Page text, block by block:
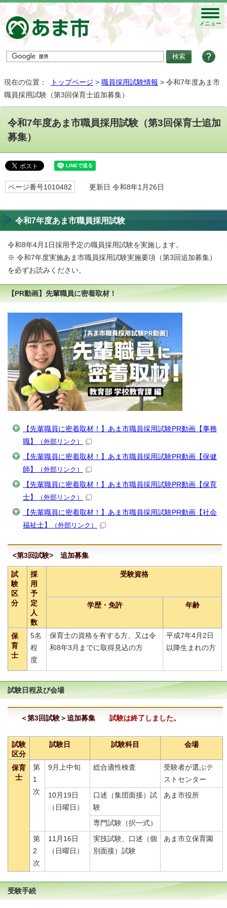
メニュー
現在の位置： トップページ > 職員採用試験情報 > 令和7年度あま市
職員採用試験（第3回保育士追加募集）
令和7年度あま市職員採用試験（第3回保育士追加
募集）
ページ番号1010482 更新日 令和8年1月26日
令和7年度あま市職員採用試験
令和8年4月1日採用予定の職員採用試験を実施します。
※ 令和7年度実施あま市職員採用試験実施要項（第3回追加募集）
を必ずお読みください。
【PR動画】先輩職員に密着取材！
【先輩職員に密着取材！】あま市職員採用試験PR動画【事務
職】
（外部リンク）
【先輩職員に密着取材！】あま市職員採用試験PR動画【保健
師】
（外部リンク）
【先輩職員に密着取材！】あま市職員採用試験PR動画【保育
士】
（外部リンク）
【先輩職員に密着取材！】あま市職員採用試験PR動画【社会
福祉士】
（外部リンク）
<第3回試験> 追加募集
試
験
区
分
採
用
予
定
人
数
受験資格
学歴・免許 年齢
保
育
士
5名
程
度
保育士の資格を有する方、又は令
和8年3月までに取得見込の方
平成7年4月2日
以降生まれの方
試験日程及び会場
＜第3回試験＞追加募集 試験は終了しました。
試験
区分
試験日 試験科目 会場
保育
士
第
1
次
9月上中旬 総合適性検査
受験者が選ぶテ
ストセンター
10月19日
（日曜日）
口述（集団面接）試
験
あま市役所
専門試験（択一式）
第
2
次
11月16日
（日曜日）
実技試験、口述（個
別面接）試験
あま市立保育園
受験手続